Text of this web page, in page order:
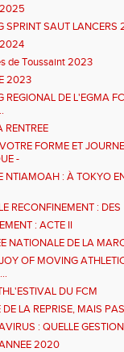
SPRINT SAUT LANCERS
de Toussaint 2023
2023
REGIONAL DE L'EGMA
RENTREE
FORME ET
-
NTIAMOAH : À TOKYO
RECONFINEMENT :
: ACTE II
NATIONALE DE LA
OF MOVING
DU FCM
DE LA REPRISE, MAIS
: QUELLE
2020